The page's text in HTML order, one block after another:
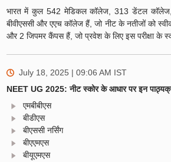
भारत में कुल 542 मेडिकल कॉलेज, 313 डेंटल
बीवीएससी और एएच कॉलेज हैं, जो नीट के नतीजों को
और 2 जिपमर कैंपस हैं, जो प्रवेश के लिए इस परीक्षा के
July 18, 2025 | 09:06 AM IST
NEET UG 2025: नीट स्कोर के आधार पर इन
एमबीबीएस
बीडीएस
बीएससी नर्सिंग
बीएएमएस
बीयूएमएस